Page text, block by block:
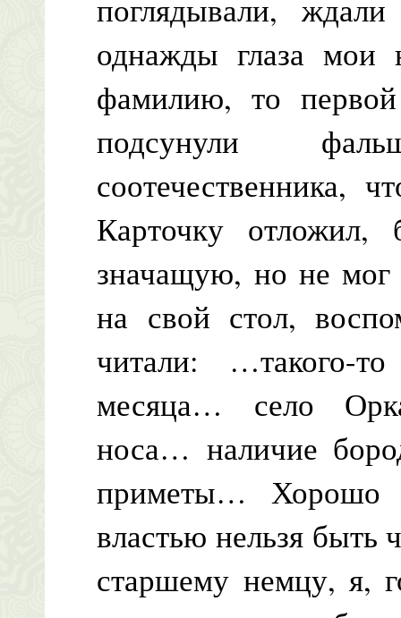
поглядывали,
однажды глаза мои
фамилию, то
подсунули
соотечественника,
Карточку
значащую, но не мог
на свой стол,
читали: …такого-
месяца… село
носа… наличие
приметы… Хорошо
властью нельзя быть
старшему немцу, я,